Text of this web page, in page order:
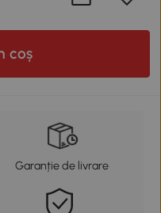
coș
Garanție de livrare